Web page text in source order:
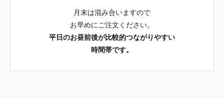
月末は混み合いますので
お早めにご注文ください。
平日のお昼前後が比較的つながりやすい
時間帯です。